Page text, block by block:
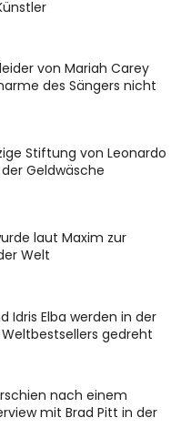
von Mariah Carey
des Sängers nicht
Stiftung von Leonardo
Geldwäsche
laut Maxim zur
Welt
Idris Elba werden in der
gedreht
nach einem
mit Brad Pitt in der